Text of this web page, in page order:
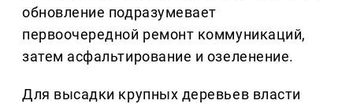
обновление подразумевает
первоочередной ремонт коммуникаций,
затем асфальтирование и озеленение.
Для высадки крупных деревьев власти